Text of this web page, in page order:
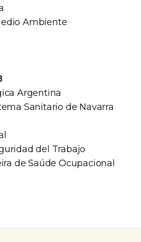
Ambiente
Argentina
Sanitario de Navarra
del Trabajo
de Saúde Ocupacional